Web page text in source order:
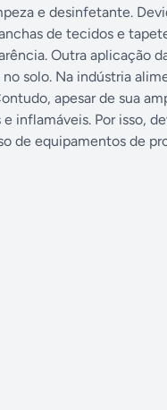
e desinfetante.
de tecidos e
Outra aplicação
solo. Na indústria
apesar de sua
inflamáveis. Por isso,
de equipamentos de